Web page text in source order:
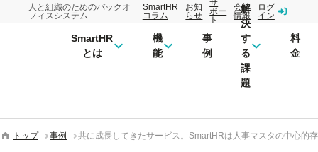
人と組織のためのバックオ
フィスシステム
SmartHR
コラム
お知
らせ
サ
ポー
ト
会社
情報
ログ
イン
SmartHR
とは
機
能
事
例
解
決
す
る
課
題
料
金
トップ 事例 共に成長してきたサービス。SmartHRは人事マスタの中心的